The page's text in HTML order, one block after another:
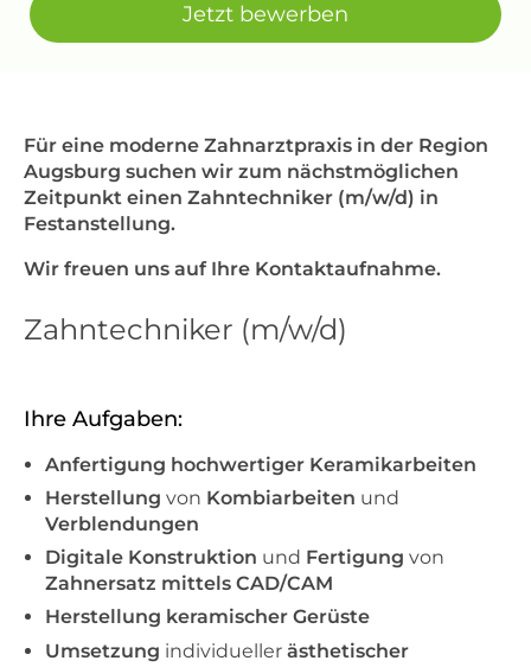
Jetzt bewerben
Für eine moderne Zahnarztpraxis in der Region
Augsburg suchen wir zum nächstmöglichen
Zeitpunkt einen Zahntechniker (m/w/d) in
Festanstellung.
Wir freuen uns auf Ihre Kontaktaufnahme.
Zahntechniker (m/w/d)
Ihre Aufgaben:
Anfertigung hochwertiger Keramikarbeiten
Herstellung von Kombiarbeiten und
Verblendungen
Digitale Konstruktion und Fertigung von
Zahnersatz mittels CAD/CAM
Herstellung keramischer Gerüste
Umsetzung individueller ästhetischer